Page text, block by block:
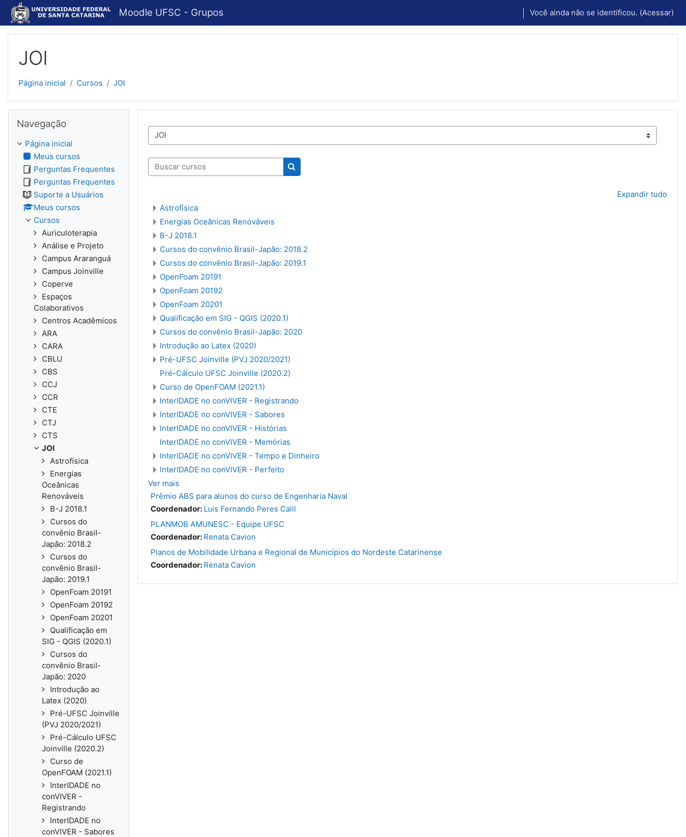
Ir para o conteúdo principal
Moodle UFSC - Grupos Você ainda não se identificou. (Acessar)
JOI
Página inicial Cursos JOI
Categorias de Cursos
Buscar cursos
Buscar cursos
Expandir tudo
Astrofísica
Energias Oceânicas Renováveis
B-J 2018.1
Cursos do convênio Brasil-Japão: 2018.2
Cursos do convênio Brasil-Japão: 2019.1
OpenFoam 20191
OpenFoam 20192
OpenFoam 20201
Qualificação em SIG - QGIS (2020.1)
Cursos do convênio Brasil-Japão: 2020
Introdução ao Latex (2020)
Pré-UFSC Joinville (PVJ 2020/2021)
Pré-Cálculo UFSC Joinville (2020.2)
Curso de OpenFOAM (2021.1)
InterIDADE no conVIVER - Registrando
InterIDADE no conVIVER - Sabores
InterIDADE no conVIVER - Histórias
InterIDADE no conVIVER - Memórias
InterIDADE no conVIVER - Tempo e Dinheiro
InterIDADE no conVIVER - Perfeito
Ver mais
Prêmio ABS para alunos do curso de Engenharia Naval
Coordenador: Luis Fernando Peres Calil
PLANMOB AMUNESC - Equipe UFSC
Coordenador: Renata Cavion
Planos de Mobilidade Urbana e Regional de Municípios do Nordeste Catarinense
Coordenador: Renata Cavion
Navegação
Página inicial
Meus cursos
Perguntas Frequentes
Perguntas Frequentes
Suporte a Usuários
Meus cursos
Cursos
Auriculoterapia
Análise e Projeto
Campus Araranguá
Campus Joinville
Coperve
Espaços
Colaborativos
Centros Acadêmicos
ARA
CARA
CBLU
CBS
CCJ
CCR
CTE
CTJ
CTS
JOI
Astrofísica
Energias
Oceânicas
Renováveis
B-J 2018.1
Cursos do
convênio Brasil-
Japão: 2018.2
Cursos do
convênio Brasil-
Japão: 2019.1
OpenFoam 20191
OpenFoam 20192
OpenFoam 20201
Qualificação em
SIG - QGIS (2020.1)
Cursos do
convênio Brasil-
Japão: 2020
Introdução ao
Latex (2020)
Pré-UFSC Joinville
(PVJ 2020/2021)
Pré-Cálculo UFSC
Joinville (2020.2)
Curso de
OpenFOAM (2021.1)
InterIDADE no
conVIVER -
Registrando
InterIDADE no
conVIVER - Sabores